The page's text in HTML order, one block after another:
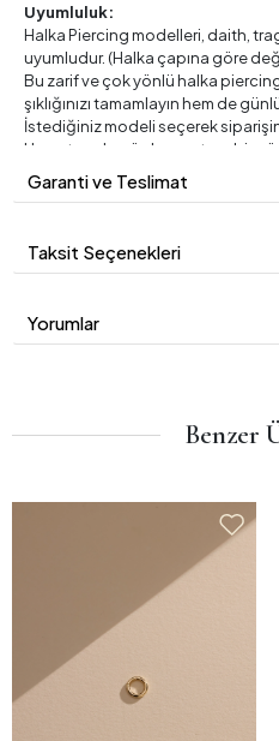
Uyumluluk:
Halka Piercing modelleri, daith,
uyumludur. (Halka çapına göre
Bu zarif ve çok yönlü halka piercing
şıklığınızı tamamlayın hem de
İstediğiniz modeli seçerek
Her ortamda göz kamaştırıcı bir
Altın Halka Piercing modellerimizi
iletişime geçebilirsiniz. Her türlü
Garanti ve Teslimat
Taksit Seçenekleri
Yorumlar
Benzer